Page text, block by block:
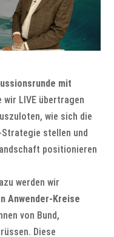
mit
LIVE übertragen
wie sich die
Strategie stellen und
positionieren
werden wir
Anwender-Kreise
von Bund,
Diese